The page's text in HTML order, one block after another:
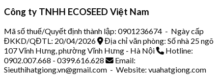
Công ty TNHH ECOSEED Việt Nam
Mã số thuế/Quyết định thành lập: 0901236674 - Ngày cấp
ĐKKD/QĐTL: 20/04/2026
Địa chỉ văn phòng: Số nhà 25 ngõ
107 Vĩnh Hưng, phường Vĩnh Hưng - Hà Nội
Hotline:
0902.007.668 - 0399.616.628
Email:
Sieuthihatgiong.vn@gmail.com - Website: vuahatgiong.com